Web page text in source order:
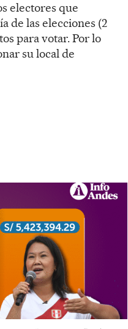
electores que
de las elecciones (2
para votar. Por lo
su local de